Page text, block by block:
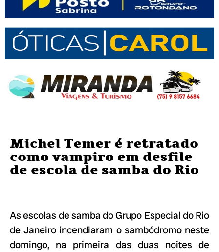
Michel Temer é retratado
como vampiro em desfile
de escola de samba do Rio
As escolas de samba do Grupo Especial do Rio
de Janeiro incendiaram o sambódromo neste
domingo, na primeira das duas noites de